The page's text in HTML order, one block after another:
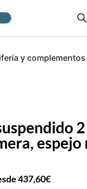
y complementos
espejo
437,60€